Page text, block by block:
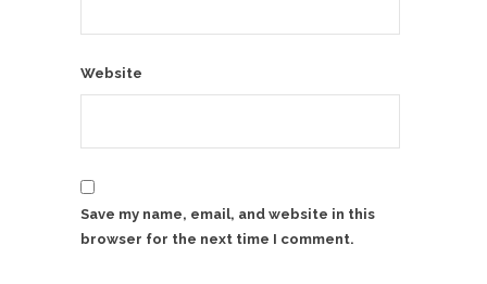
Website
Save my name, email, and website in this
browser for the next time I comment.